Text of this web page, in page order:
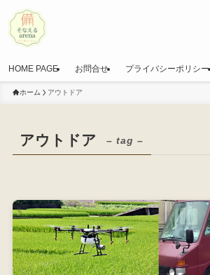
HOME PAGE お問合せ プライバシーポリシー
ホーム アウトドア
アウトドア – tag –